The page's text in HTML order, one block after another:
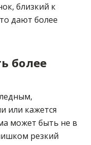
близкий к
дают более
более
или кажется
может быть не в
резкий